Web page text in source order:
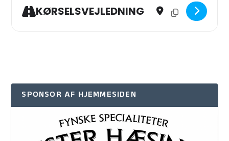
KØRSELSVEJLEDNING Address - Langfredag i
Destination
SPONSOR AF HJEMMESIDEN